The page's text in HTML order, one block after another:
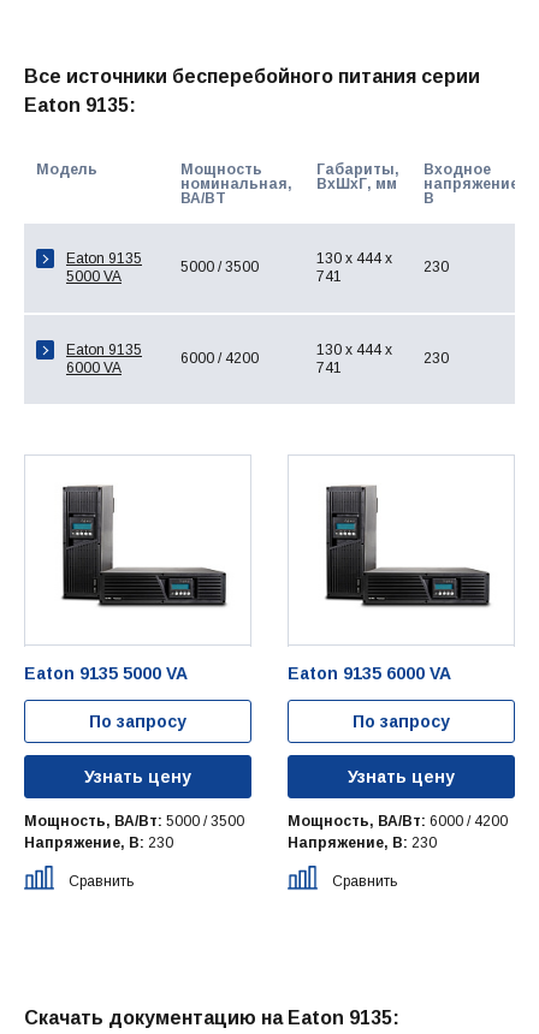
Все источники бесперебойного питания серии
Eaton 9135:
Модель
Мощность
номинальная,
ВА/ВТ
Габариты,
ВхШхГ, мм
Входное
напряжение,
В
Eaton 9135
5000 VA
5000 / 3500
130 x 444 x
741
230
Eaton 9135
6000 VA
6000 / 4200
130 x 444 x
741
230
Eaton 9135 5000 VA
По запросу
Узнать цену
Мощность, ВА/Вт: 5000 / 3500
Напряжение, В: 230
Сравнить
Eaton 9135 6000 VA
По запросу
Узнать цену
Мощность, ВА/Вт: 6000 / 4200
Напряжение, В: 230
Сравнить
Скачать документацию на Eaton 9135: